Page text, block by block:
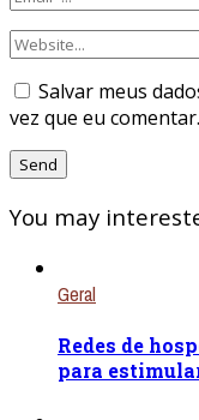
Salvar meus
vez que eu comentar.
You may
Geral
Redes de
para